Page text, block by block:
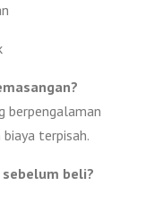
berpengalaman
terpisah.
beli?